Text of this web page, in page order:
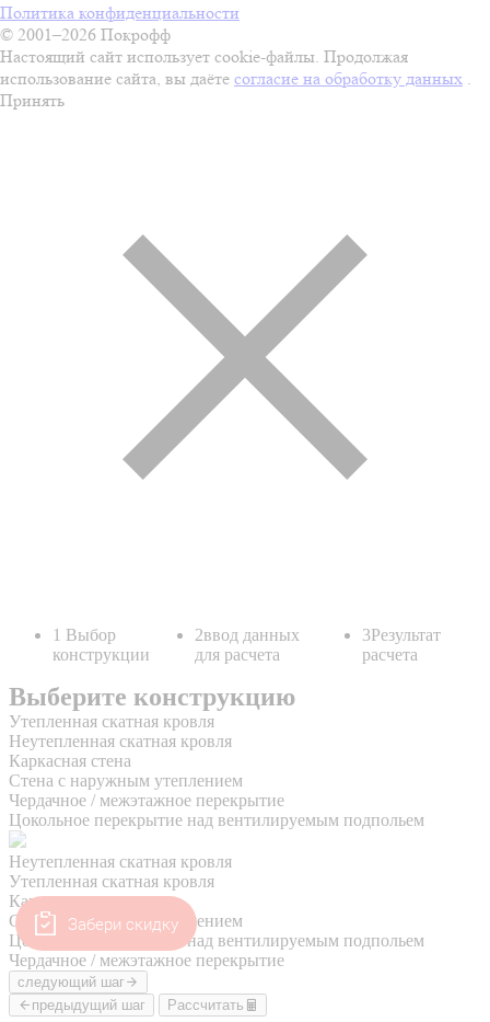
Политика конфиденциальности
© 2001–2026 Покрофф
Настоящий сайт использует cookie-файлы. Продолжая
использование сайта, вы даёте согласие на обработку данных .
Принять
Забери скидку